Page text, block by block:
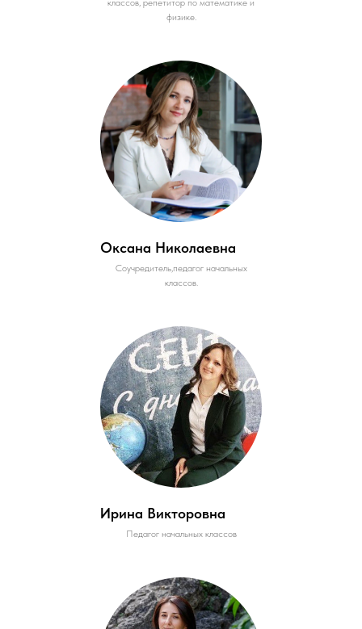
классов, репетитор по математике и
физике.
Оксана Николаевна
Соучредитель,педагог начальных
классов.
Ирина Викторовна
Педагог начальных классов